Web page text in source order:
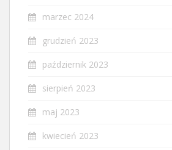
marzec 2024
grudzień 2023
październik 2023
sierpień 2023
maj 2023
kwiecień 2023